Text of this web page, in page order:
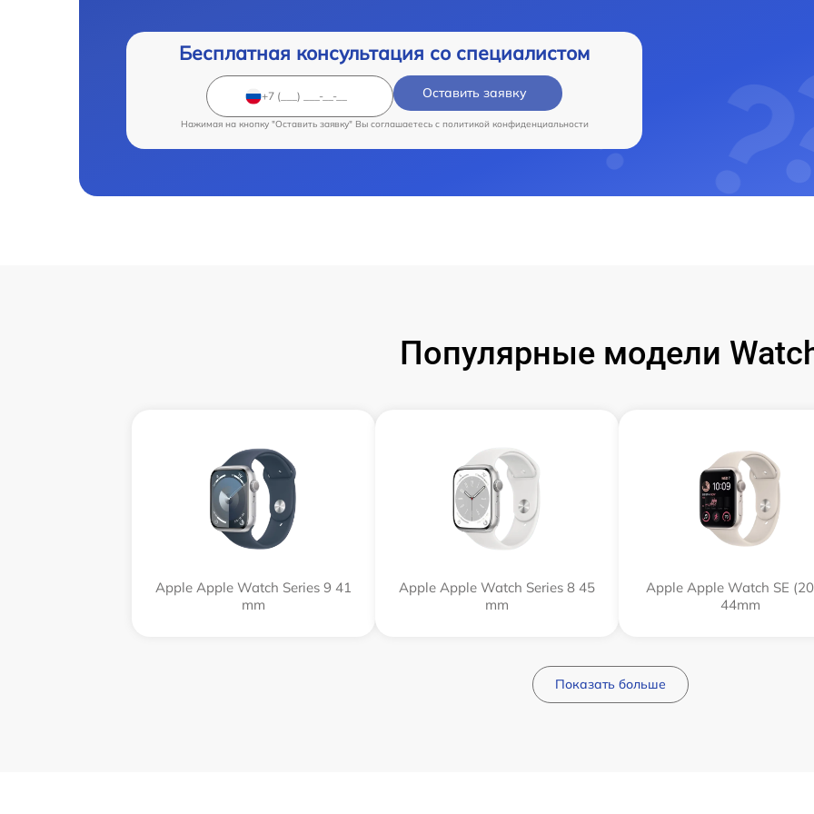
Бесплатная консультация со специалистом
Оставить заявку
Нажимая на кнопку "Оставить заявку" Вы соглашаетесь c политикой конфиденциальности
Популярные модели
Apple Apple Watch Series 9 41
mm
Apple Apple Watch Series 8 45
mm
Apple Apple Watch SE
44mm
Показать больше